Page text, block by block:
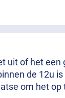
uit of het een
de 12u
om het op